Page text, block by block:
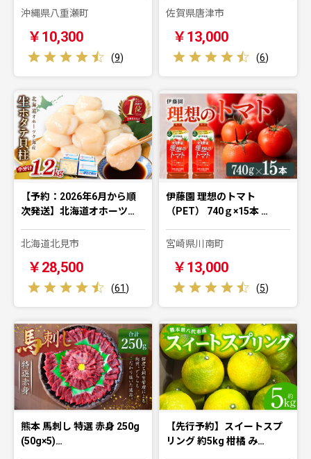
沖縄県八重瀬町
￥10,300
(9)
佐賀県唐津市
￥13,000
(6)
【予約：2026年6月から順
次発送】北海道オホーツ…
北海道北見市
￥28,500
(61)
伊藤園 理想のトマト
（PET） 740ｇ×15本 …
宮崎県川南町
￥13,000
(5)
熊本 馬刺し 特選 赤身 250g
(50g×5)…
【先行予約】スイートスプ
リング 約5kg 柑橘 み…